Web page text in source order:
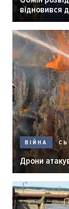
відновився
ВІЙНА
Дрони